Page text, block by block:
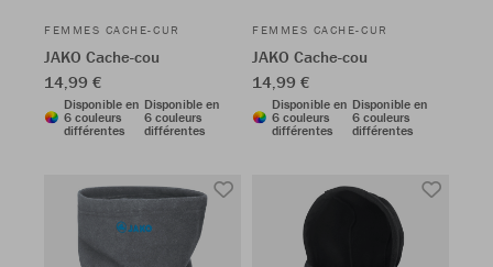
FEMMES CACHE-CUR
JAKO Cache-cou
14,99 €
Disponible en
6 couleurs
différentes
Disponible en
6 couleurs
différentes
FEMMES CACHE-CUR
JAKO Cache-cou
14,99 €
Disponible en
6 couleurs
différentes
Disponible en
6 couleurs
différentes